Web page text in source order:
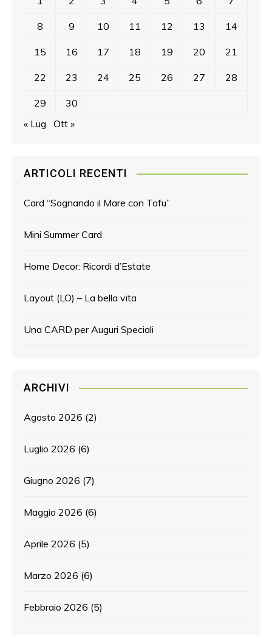
8 9 10 11 12 13 14
15 16 17 18 19 20 21
22 23 24 25 26 27 28
29
30
« Lug
Ott »
ARTICOLI RECENTI
Card “Sognando il Mare con Tofu”
Mini Summer Card
Home Decor: Ricordi d’Estate
Layout (LO) – La bella vita
Una CARD per Auguri Speciali
ARCHIVI
Agosto 2026 (2)
Luglio 2026 (6)
Giugno 2026 (7)
Maggio 2026 (6)
Aprile 2026 (5)
Marzo 2026 (6)
Febbraio 2026 (5)